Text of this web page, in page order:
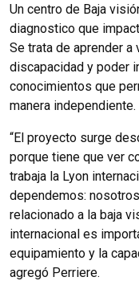
Un centro de Baja
diagnostico que
Se trata de aprender
discapacidad y poder
conocimientos que
manera independiente.
“El proyecto surge
porque tiene que ver
trabaja la Lyon
dependemos:
relacionado a la baja
internacional es
equipamiento y la
agregó Perriere.